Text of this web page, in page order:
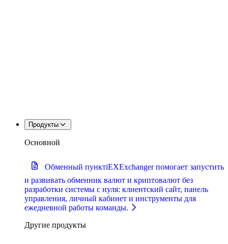
Продукты
Основной
Обменный пунктiEXExchanger помогает запустить
и развивать обменник валют и криптовалют без
разработки системы с нуля: клиентский сайт, панель
управления, личный кабинет и инструменты для
ежедневной работы команды.
Другие продукты